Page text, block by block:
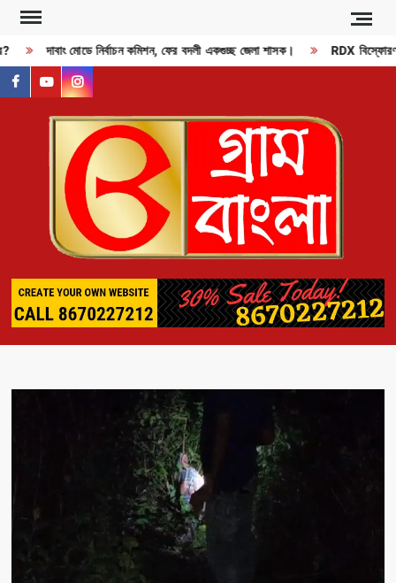
Skip
content দাবাং মোডে নির্বাচন কমিশন, ফের বদলী একগুচ্ছ জেলা শাসক। RDX
facebook
youtubeinstagram